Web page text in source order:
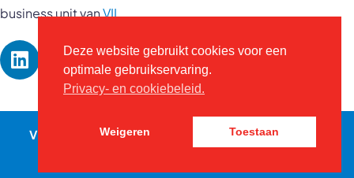
business unit vanVIL
VIL © 2026 - Alle rechten voorbehouden -vil.be
Website door Kreatix
Deze website gebruikt cookies voor een
optimale gebruikservaring.
Privacy- en cookiebeleid.
Weigeren Toestaan